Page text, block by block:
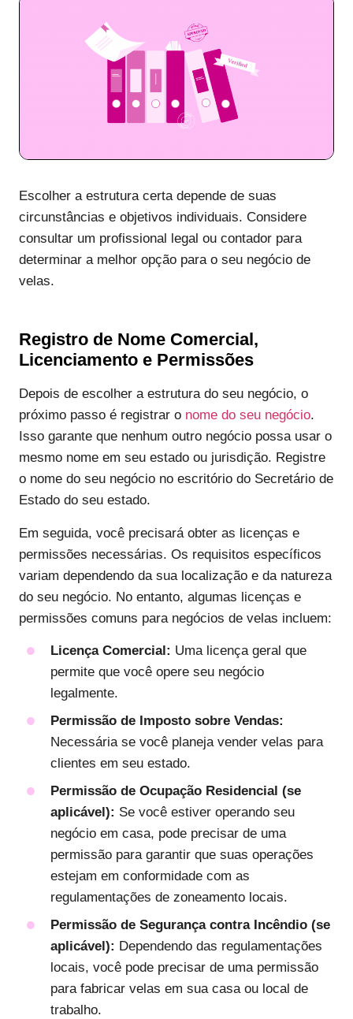
Escolher a estrutura certa depende de suas
circunstâncias e objetivos individuais. Considere
consultar um profissional legal ou contador para
determinar a melhor opção para o seu negócio de
velas.
Registro de Nome Comercial,
Licenciamento e Permissões
Depois de escolher a estrutura do seu negócio, o
próximo passo é registrar o nome do seu negócio.
Isso garante que nenhum outro negócio possa usar o
mesmo nome em seu estado ou jurisdição. Registre
o nome do seu negócio no escritório do Secretário de
Estado do seu estado.
Em seguida, você precisará obter as licenças e
permissões necessárias. Os requisitos específicos
variam dependendo da sua localização e da natureza
do seu negócio. No entanto, algumas licenças e
permissões comuns para negócios de velas incluem:
Licença Comercial: Uma licença geral que
permite que você opere seu negócio
legalmente.
Permissão de Imposto sobre Vendas:
Necessária se você planeja vender velas para
clientes em seu estado.
Permissão de Ocupação Residencial (se
aplicável): Se você estiver operando seu
negócio em casa, pode precisar de uma
permissão para garantir que suas operações
estejam em conformidade com as
regulamentações de zoneamento locais.
Permissão de Segurança contra Incêndio (se
aplicável): Dependendo das regulamentações
locais, você pode precisar de uma permissão
para fabricar velas em sua casa ou local de
trabalho.